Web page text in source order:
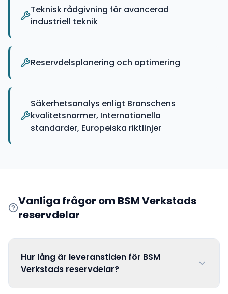
Teknisk rådgivning för avancerad
industriell teknik
Reservdelsplanering och optimering
Säkerhetsanalys enligt Branschens
kvalitetsnormer, Internationella
standarder, Europeiska riktlinjer
Vanliga frågor om BSM Verkstads
reservdelar
Hur lång är leveranstiden för BSM
Verkstads reservdelar?